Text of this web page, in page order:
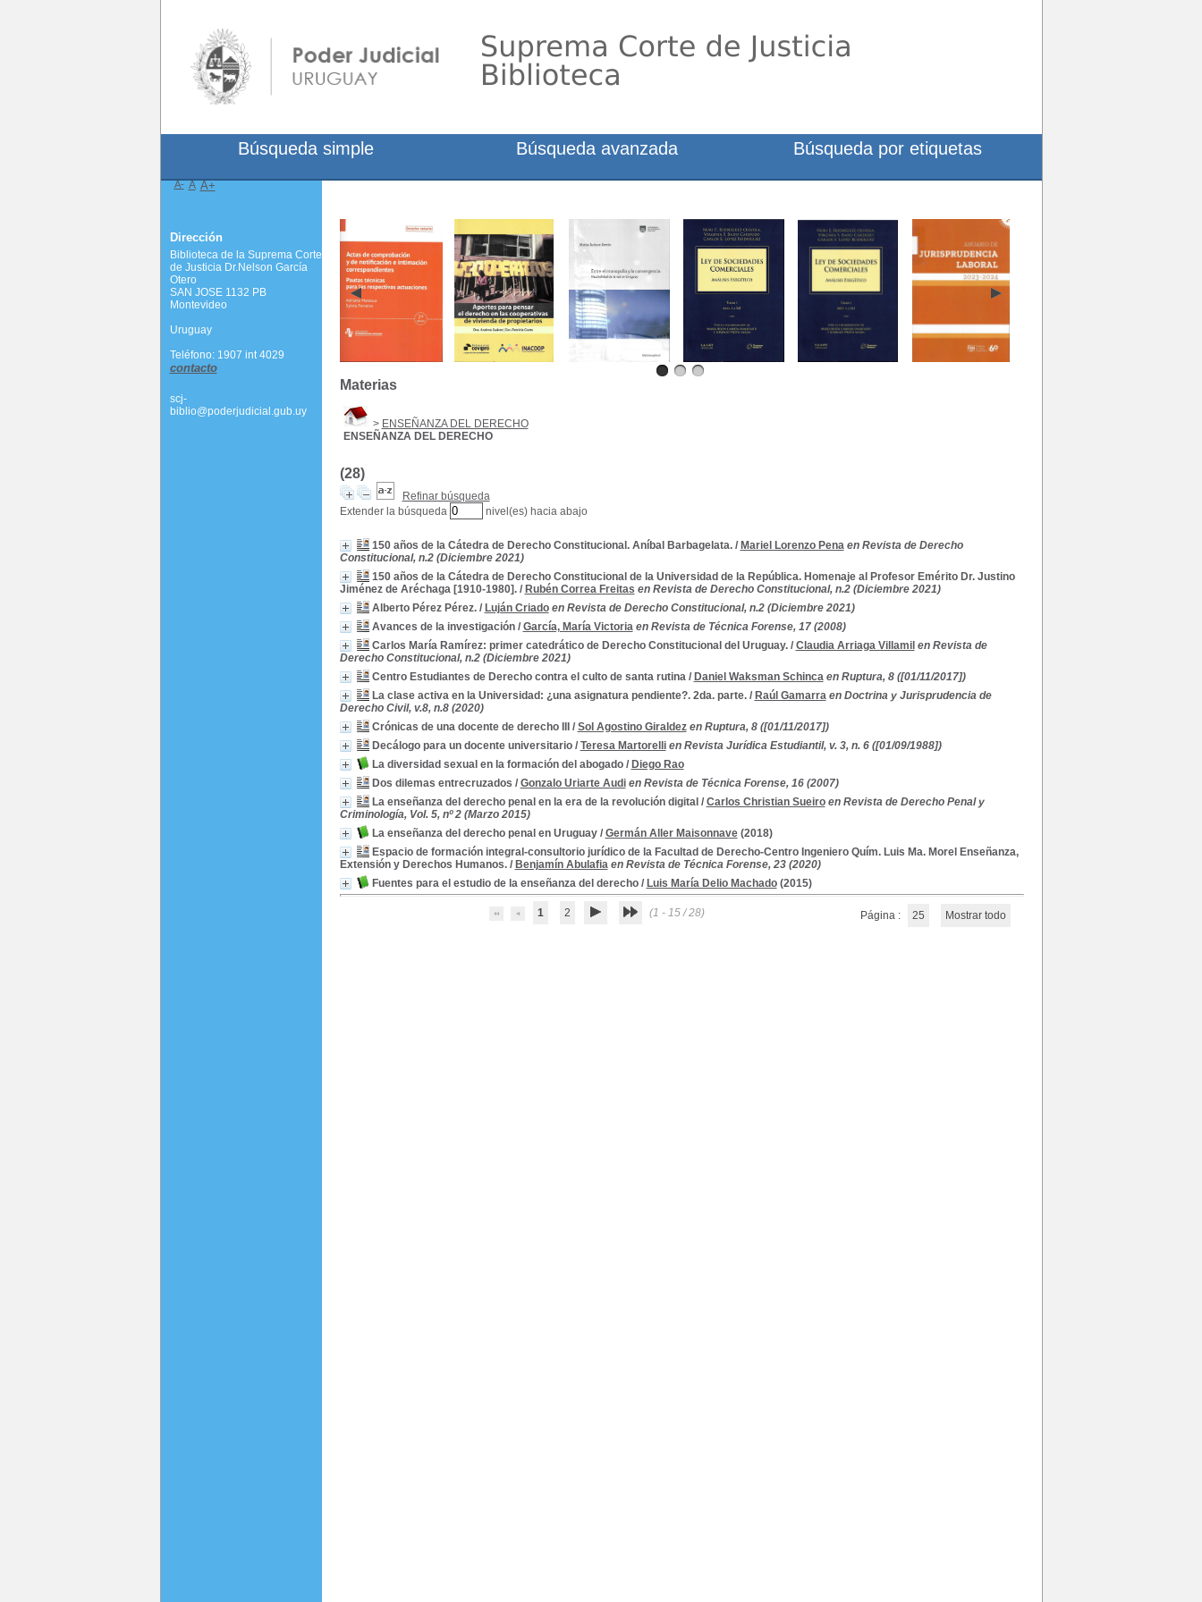
Materias
> ENSEÑANZA DEL DERECHO
ENSEÑANZA DEL DERECHO
(28)
Refinar búsqueda
Extender la búsqueda
nivel(es) hacia abajo
150 años de la Cátedra de Derecho Constitucional. Aníbal Barbagelata./ Mariel Lorenzo Pena en Revista de Derecho
Constitucional, n.2 (Diciembre 2021)
150 años de la Cátedra de Derecho Constitucional de la Universidad de la República. Homenaje al Profesor Emérito Dr. Justino
Jiménez de Aréchaga [1910-1980]./ Rubén Correa Freitas en Revista de Derecho Constitucional, n.2 (Diciembre 2021)
Alberto Pérez Pérez./ Luján Criado en Revista de Derecho Constitucional, n.2 (Diciembre 2021)
Avances de la investigación/ García, María Victoria en Revista de Técnica Forense, 17 (2008)
Carlos María Ramírez: primer catedrático de Derecho Constitucional del Uruguay./ Claudia Arriaga Villamil en Revista de
Derecho Constitucional, n.2 (Diciembre 2021)
Centro Estudiantes de Derecho contra el culto de santa rutina/ Daniel Waksman Schinca en Ruptura, 8 ([01/11/2017])
La clase activa en la Universidad: ¿una asignatura pendiente?. 2da. parte./ Raúl Gamarra en Doctrina y Jurisprudencia de
Derecho Civil, v.8, n.8 (2020)
Crónicas de una docente de derecho III
/ Sol Agostino Giraldez en Ruptura, 8 ([01/11/2017])
Decálogo para un docente universitario/ Teresa Martorelli en Revista Jurídica Estudiantil, v. 3, n. 6 ([01/09/1988])
La diversidad sexual en la formación del abogado/ Diego Rao
Dos dilemas entrecruzados / Gonzalo Uriarte Audi en Revista de Técnica Forense, 16 (2007)
La enseñanza del derecho penal en la era de la revolución digital / Carlos Christian Sueiro en Revista de Derecho Penal y
Criminología, Vol. 5, nº 2 (Marzo 2015)
La enseñanza del derecho penal en Uruguay/ Germán Aller Maisonnave(2018)
Espacio de formación integral-consultorio jurídico de la Facultad de Derecho-Centro Ingeniero Quím. Luis Ma. Morel Enseñanza,
Extensión y Derechos Humanos./ Benjamín Abulafia en Revista de Técnica Forense, 23 (2020)
Fuentes para el estudio de la enseñanza del derecho/ Luis María Delio Machado(2015)
1 2 (1 - 15 / 28) Página : 25 Mostrar todo
Búsqueda simple Búsqueda avanzada Búsqueda por etiquetas
A- A A+
Dirección
Biblioteca de la Suprema Corte
de Justicia Dr.Nelson García
Otero
SAN JOSE 1132 PB
Montevideo
Uruguay
Teléfono: 1907 int 4029
contacto
scj-
biblio@poderjudicial.gub.uy